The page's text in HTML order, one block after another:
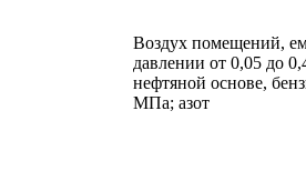
Воздух помещений,
давлении от 0,05 до
нефтяной основе,
МПа; азот